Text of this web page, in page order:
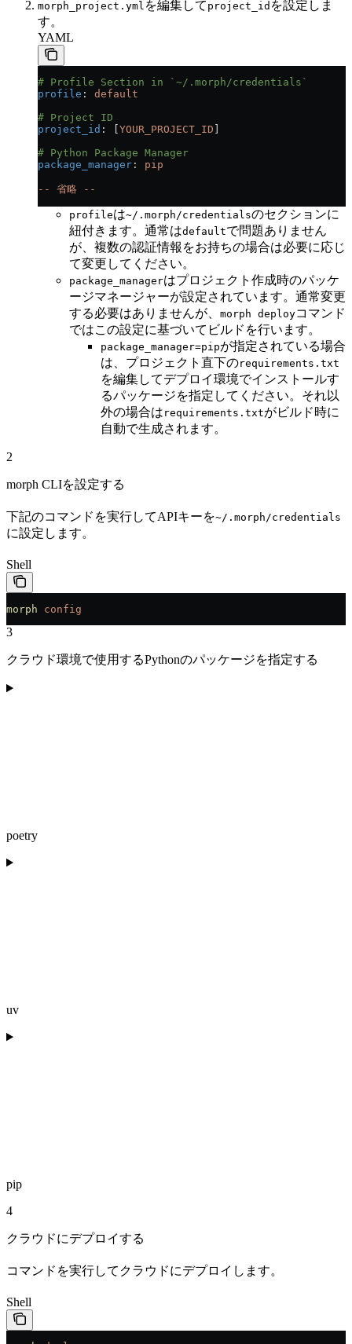
morph_project.yml を編集して project_id を設定しま
す。
YAML
# Profile Section in `~/.morph/credentials`
profile : default
# Project ID
project_id : [ YOUR_PROJECT_ID
# Python Package Manager
package_manager : pip
-- 省略 --
profileは~/.morph/credentialsのセクションに
紐付きます。通常はdefaultで問題ありません
が、複数の認証情報をお持ちの場合は必要に応じ
て変更してください。
package_managerはプロジェクト作成時のパッケ
ージマネージャーが設定されています。通常変更
する必要はありませんが、 morph deployコマンド
ではこの設定に基づいてビルドを行います。
package_manager=pipが指定されている場合
は、プロジェクト直下のrequirements.txt
を編集してデプロイ環境でインストールす
るパッケージを指定してください。それ以
外の場合は requirements.txtがビルド時に
自動で生成されます。
2
morph CLIを設定する
下記のコマンドを実行してAPIキーを~/.morph/credentials
に設定します。
Shell
morph config
3
クラウド環境で使用するPythonのパッケージを指定する
poetry
uv
pip
4
クラウドにデプロイする
コマンドを実行してクラウドにデプロイします。
Shell